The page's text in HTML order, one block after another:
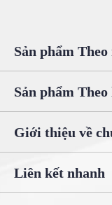
Sản phẩm Theo
Sản phẩm Theo
Giới thiệu về
Liên kết nhanh